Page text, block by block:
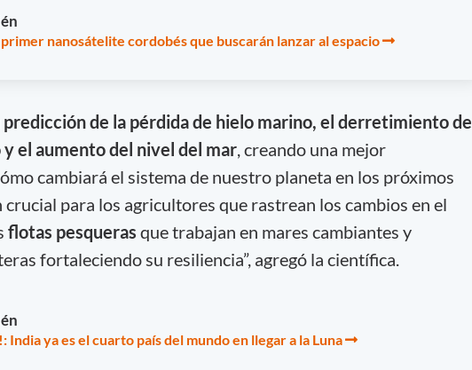
nanosátelite cordobés que buscarán lanzar al espacio
de la pérdida de hielo marino, el derretimiento de
y el aumento del nivel del mar, creando una mejor
cambiará el sistema de nuestro planeta en los próximos
para los agricultores que rastrean los cambios en el
flotas pesqueras que trabajan en mares cambiantes y
fortaleciendo su resiliencia”, agregó la científica.
India ya es el cuarto país del mundo en llegar a la Luna